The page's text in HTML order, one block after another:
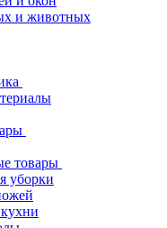
и животных
товары
уборки